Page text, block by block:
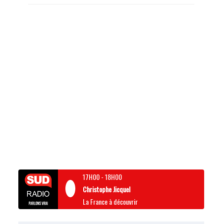
17H00-18H00
Christophe Jicquel
La France à découvrir